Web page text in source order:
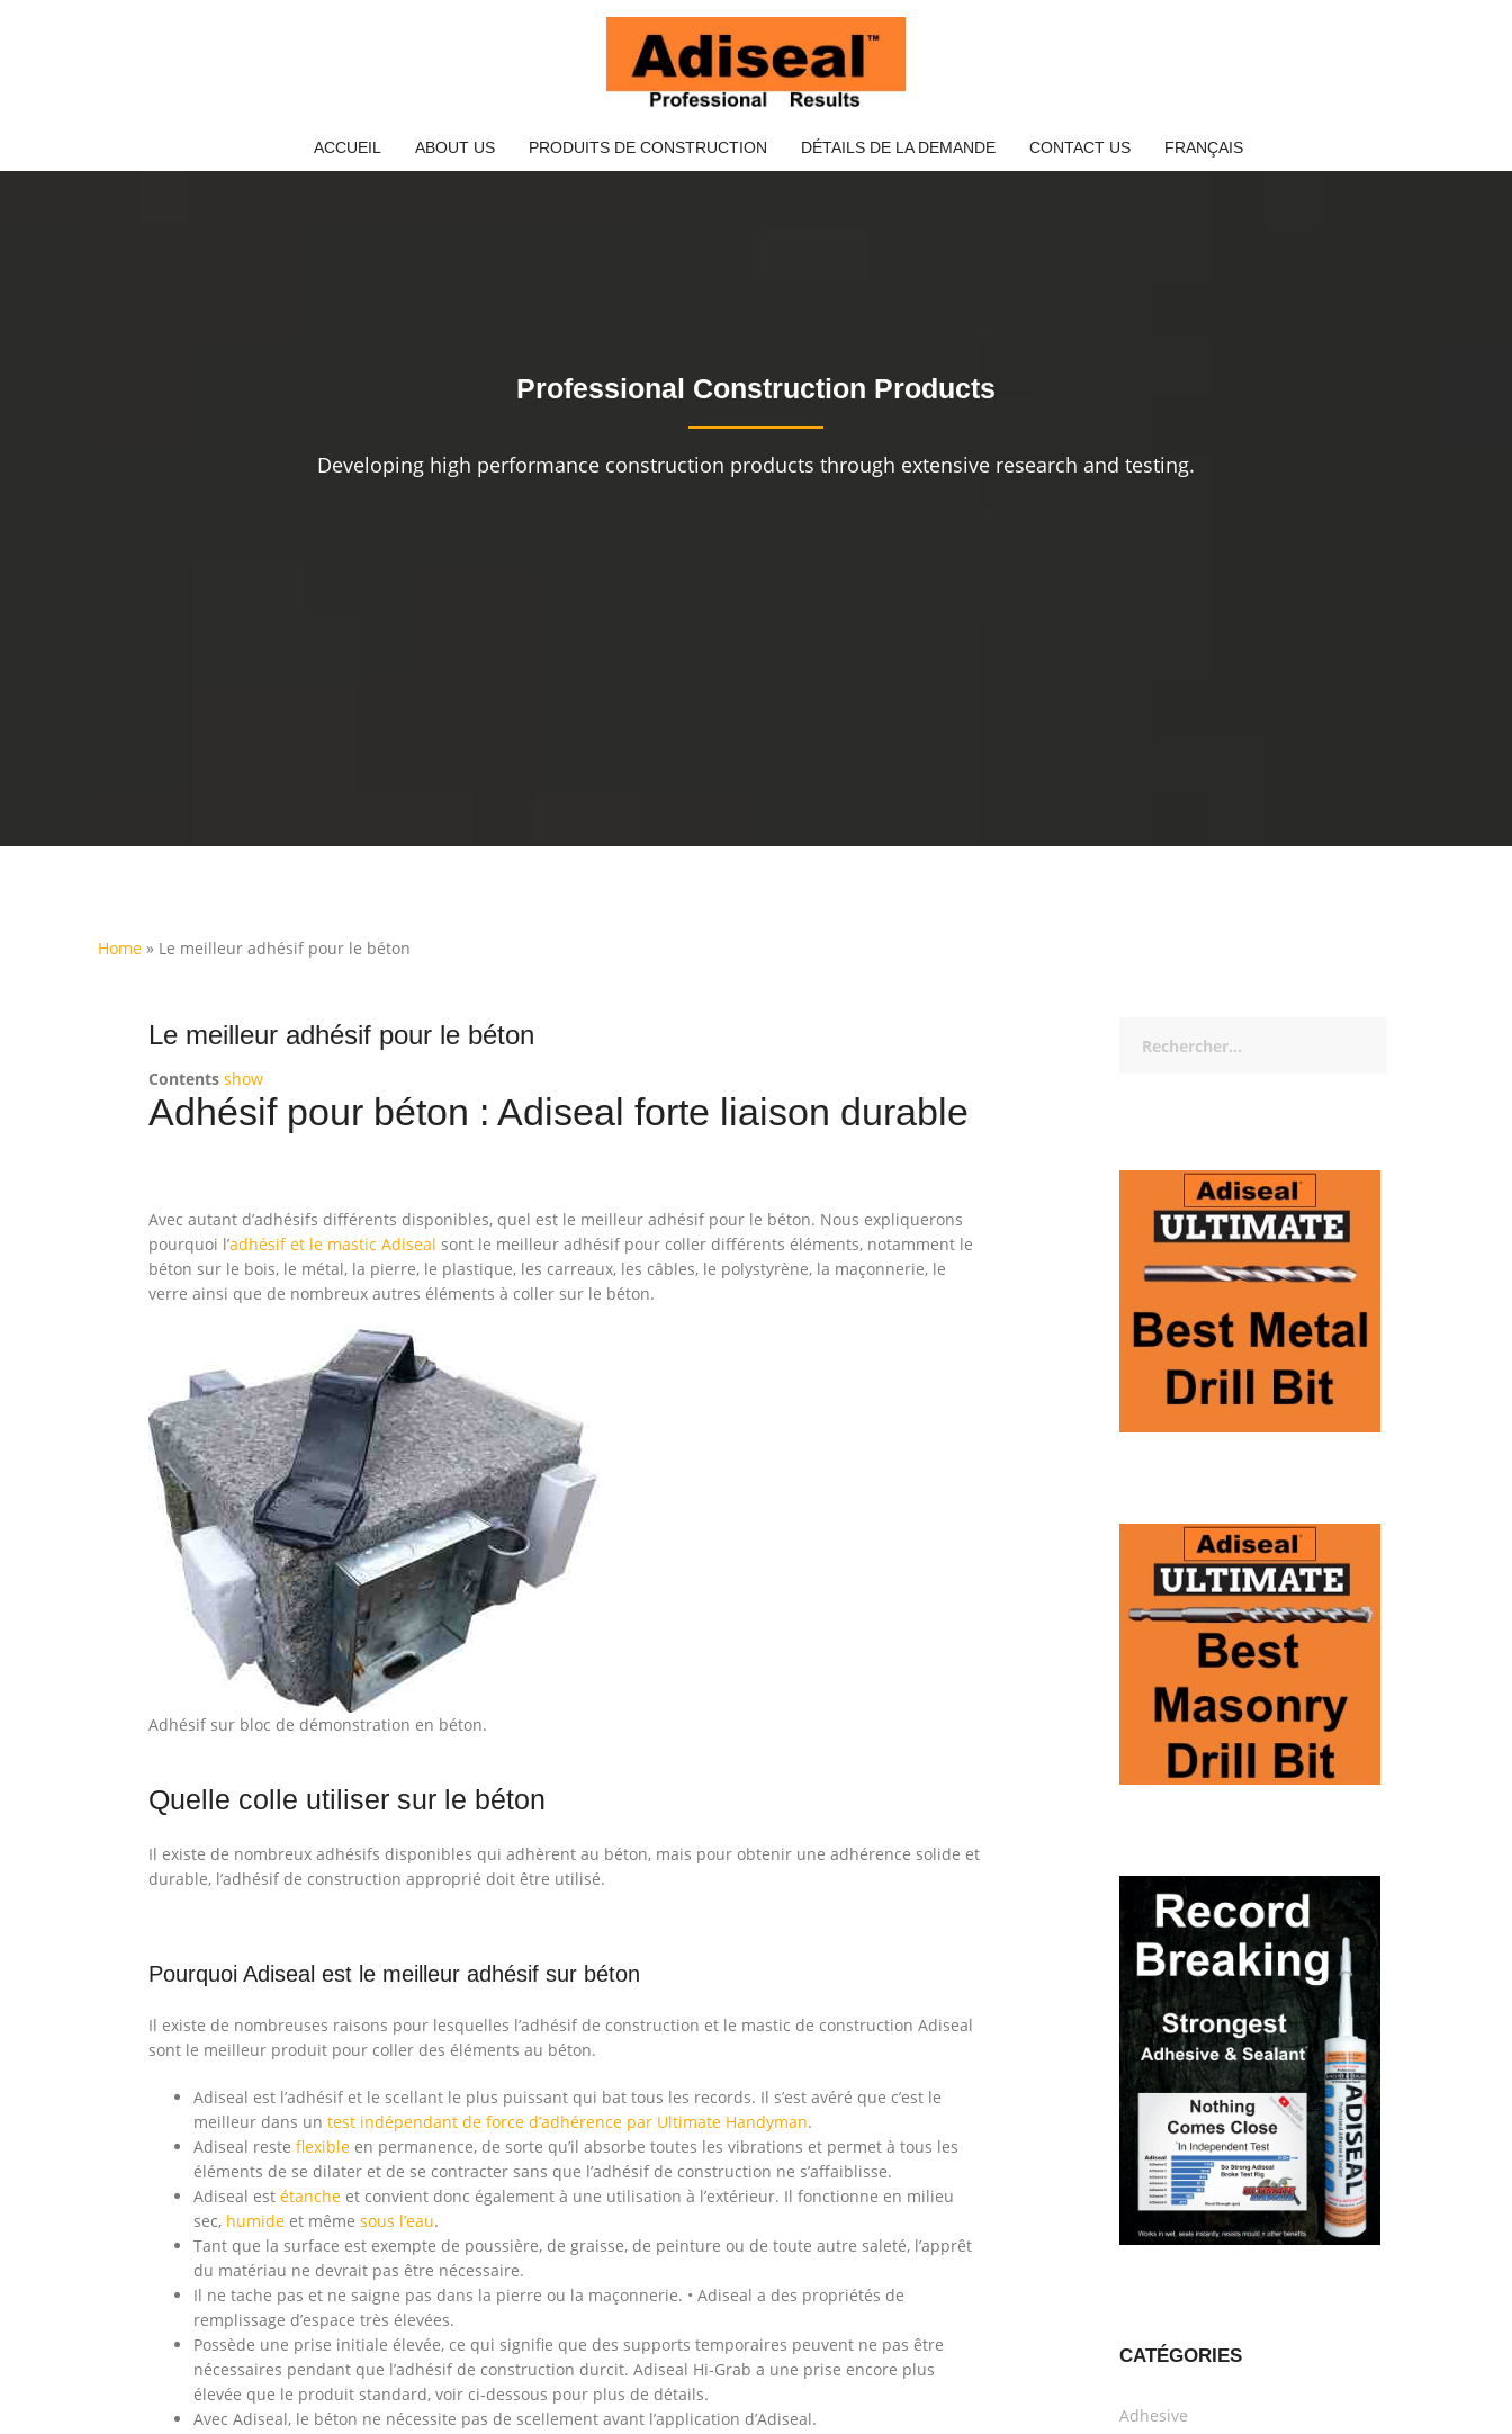
ACCUEIL ABOUT US PRODUITS DE CONSTRUCTION DÉTAILS DE LA DEMANDE CONTACT US FRANÇAIS
Professional Construction Products
Developing high performance construction products through extensive research and testing.
Home » Le meilleur adhésif pour le béton
Le meilleur adhésif pour le béton
Contents show
Adhésif pour béton : Adiseal forte liaison durable
Avec autant d’adhésifs différents disponibles, quel est le meilleur adhésif pour le béton. Nous expliquerons
pourquoi l’adhésif et le mastic Adiseal sont le meilleur adhésif pour coller différents éléments, notamment le
béton sur le bois, le métal, la pierre, le plastique, les carreaux, les câbles, le polystyrène, la maçonnerie, le
verre ainsi que de nombreux autres éléments à coller sur le béton.
Adhésif sur bloc de démonstration en béton.
Quelle colle utiliser sur le béton
Il existe de nombreux adhésifs disponibles qui adhèrent au béton, mais pour obtenir une adhérence solide et
durable, l’adhésif de construction approprié doit être utilisé.
Pourquoi Adiseal est le meilleur adhésif sur béton
Il existe de nombreuses raisons pour lesquelles l’adhésif de construction et le mastic de construction Adiseal
sont le meilleur produit pour coller des éléments au béton.
Adiseal est l’adhésif et le scellant le plus puissant qui bat tous les records. Il s’est avéré que c’est le
meilleur dans un test indépendant de force d’adhérence par Ultimate Handyman.
Adiseal reste flexible en permanence, de sorte qu’il absorbe toutes les vibrations et permet à tous les
éléments de se dilater et de se contracter sans que l’adhésif de construction ne s’affaiblisse.
Adiseal est étanche et convient donc également à une utilisation à l’extérieur. Il fonctionne en milieu
sec, humide et même sous l’eau.
Tant que la surface est exempte de poussière, de graisse, de peinture ou de toute autre saleté, l’apprêt
du matériau ne devrait pas être nécessaire.
Il ne tache pas et ne saigne pas dans la pierre ou la maçonnerie. • Adiseal a des propriétés de
remplissage d’espace très élevées.
Possède une prise initiale élevée, ce qui signifie que des supports temporaires peuvent ne pas être
nécessaires pendant que l’adhésif de construction durcit. Adiseal Hi-Grab a une prise encore plus
élevée que le produit standard, voir ci-dessous pour plus de détails.
Avec Adiseal, le béton ne nécessite pas de scellement avant l’application d’Adiseal.
CATÉGORIES
Adhesive